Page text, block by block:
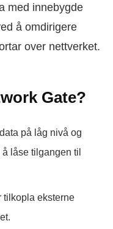
med innebygde
å omdirigere
over nettverket.
Gate?
på låg nivå og
låse tilgangen til
tilkopla eksterne